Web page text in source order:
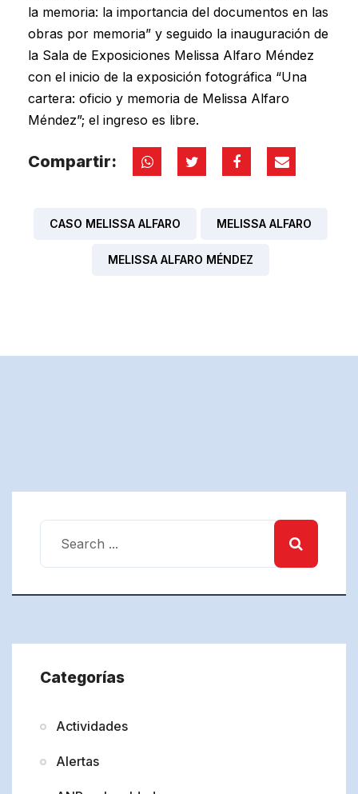
la memoria: la importancia del documentos en las
obras por memoria” y seguido la inauguración de
la Sala de Exposiciones Melissa Alfaro Méndez
con el inicio de la exposición fotográfica “Una
cartera: oficio y memoria de Melissa Alfaro
Méndez”; el ingreso es libre.
Compartir:
CASO MELISSA ALFARO MELISSA ALFARO
MELISSA ALFARO MÉNDEZ
Categorías
Actividades
Alertas